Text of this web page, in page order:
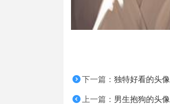
下一篇：独特好看的头
上一篇： 男生抱狗的头